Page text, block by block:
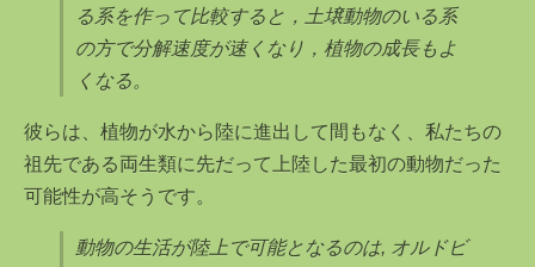
る系を作って比較すると，土壌動物のいる系
の方で分解速度が速くなり，植物の成長もよ
くなる。
彼らは、植物が水から陸に進出して間もなく、私たちの
祖先である両生類に先だって上陸した最初の動物だった
可能性が高そうです。
動物の生活が陸上で可能となるのは, オルドビ